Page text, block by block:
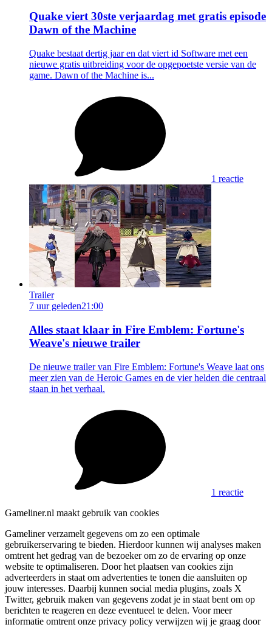
Quake viert 30ste verjaardag met gratis episode
Dawn of the Machine
Quake bestaat dertig jaar en dat viert id Software met een
nieuwe gratis uitbreiding voor de opgepoetste versie van de
game. Dawn of the Machine is...
1 reactie
Trailer
7 uur geleden21:00
Alles staat klaar in Fire Emblem: Fortune's
Weave's nieuwe trailer
De nieuwe trailer van Fire Emblem: Fortune's Weave laat ons
meer zien van de Heroic Games en de vier helden die centraal
staan in het verhaal.
1 reactie
Gameliner.nl maakt gebruik van cookies
Gameliner verzamelt gegevens om zo een optimale
gebruikerservaring te bieden. Hierdoor kunnen wij analyses maken
omtrent het gedrag van de bezoeker om zo de ervaring op onze
website te optimaliseren. Door het plaatsen van cookies zijn
adverteerders in staat om advertenties te tonen die aansluiten op
jouw interesses. Daarbij kunnen social media plugins, zoals X
Twitter, gebruik maken van gegevens zodat je in staat bent om op
berichten te reageren en deze eventueel te delen. Voor meer
informatie omtrent onze privacy policy verwijzen wij je graag door